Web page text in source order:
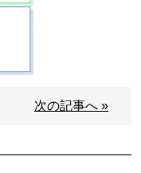
次の記事へ »